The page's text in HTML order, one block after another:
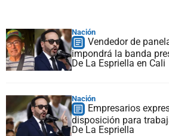
Nación
Vendedor de
impondrá la banda
De La Espriella en Cali
Nación
Empresarios
disposición para
De La Espriella